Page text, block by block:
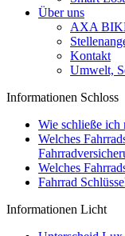
Über uns
AXA
Kontakt
Umwelt,
Informationen Schloss
Wie schließe ich
Welches
Welches
Fahrrad
Informationen Licht